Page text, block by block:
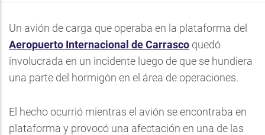
Un avión de carga que operaba en la plataforma del
Aeropuerto Internacional de Carrasco quedó
involucrada en un incidente luego de que se hundiera
una parte del hormigón en el área de operaciones.
El hecho ocurrió mientras el avión se encontraba en
plataforma y provocó una afectación en una de las